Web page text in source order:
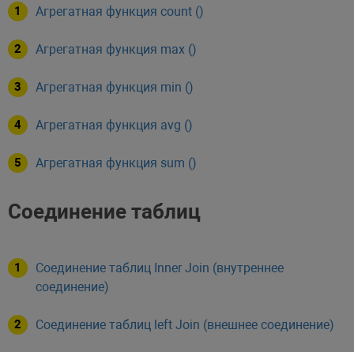
Агрегатная функция count ()
Агрегатная функция max ()
Агрегатная функция min ()
Агрегатная функция avg ()
Агрегатная функция sum ()
Соединение таблиц
Соединение таблиц Inner Join (внутреннее
соединение)
Соединение таблиц left Join (внешнее соединение)